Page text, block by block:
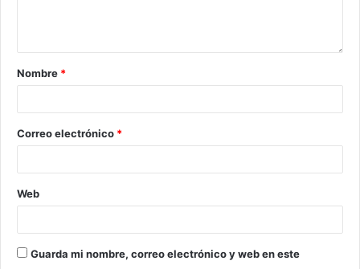
Nombre *
Correo electrónico *
Web
Guarda mi nombre, correo electrónico y web en este